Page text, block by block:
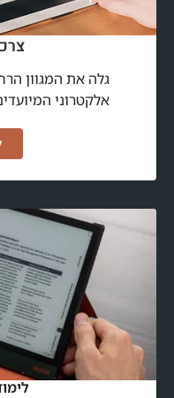
גלה את המגוון
אלקטרוני